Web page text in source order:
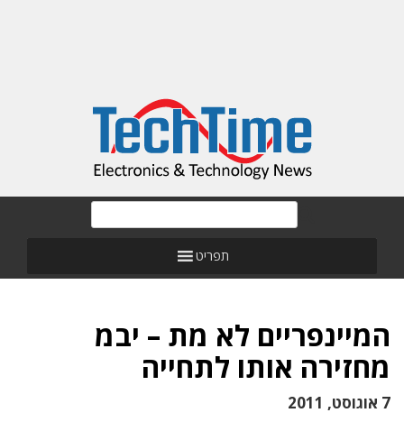
תפריט
המיינפריים לא מת – יבמ
מחזירה אותו לתחייה
7 אוגוסט, 2011